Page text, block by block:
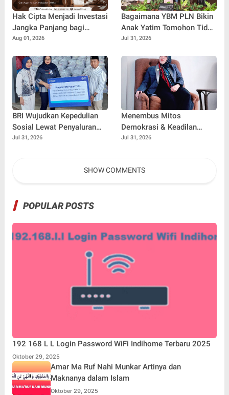
Hak Cipta Menjadi Investasi
Jangka Panjang bagi
Penulis Buku
Aug 01, 2026
Bagaimana YBM PLN Bikin
Anak Yatim Tomohon Tidak
Tertinggal di Tahun Ajaran
Jul 31, 2026
BRI Wujudkan Kepedulian
Sosial Lewat Penyaluran
Paket Sembako di
Jul 31, 2026
Menembus Mitos
Demokrasi & Keadilan
Sosial: Adv. Fara Fariha
Main Hakim Sendiri
Jul 31, 2026
SHOW COMMENTS
POPULAR POSTS
192 168 L L Login Password WiFi Indihome Terbaru 2025
Oktober 29, 2025
Amar Ma Ruf Nahi Munkar Artinya dan
Maknanya dalam Islam
Oktober 29, 2025